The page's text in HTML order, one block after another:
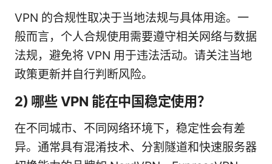
VPN 的合规性取决于当地法规与具体用途。一
般而言，个人合规使用需要遵守相关网络与数据
法规，避免将 VPN 用于违法活动。请关注当地
政策更新并自行判断风险。
2) 哪些 VPN 能在中国稳定使用？
在不同城市、不同网络环境下，稳定性会有差
异。通常具有混淆技术、分割隧道和快速服务器